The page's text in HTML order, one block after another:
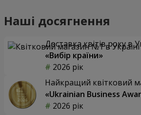
Наші досягнення
Доставка квітів року в
«Вибір країни»
2026 рік
Найкращий квітковий
«Ukrainian Business
2026 рік